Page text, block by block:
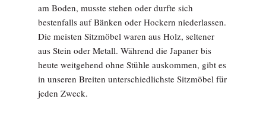
am Boden, musste stehen oder durfte sich
bestenfalls auf Bänken oder Hockern niederlassen.
Die meisten Sitzmöbel waren aus Holz, seltener
aus Stein oder Metall. Während die Japaner bis
heute weitgehend ohne Stühle auskommen, gibt es
in unseren Breiten unterschiedlichste Sitzmöbel für
jeden Zweck.